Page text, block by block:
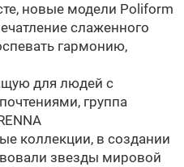
новые модели Poliform
слаженного
гармонию,
для людей с
группа
коллекции, в создании
звезды мировой